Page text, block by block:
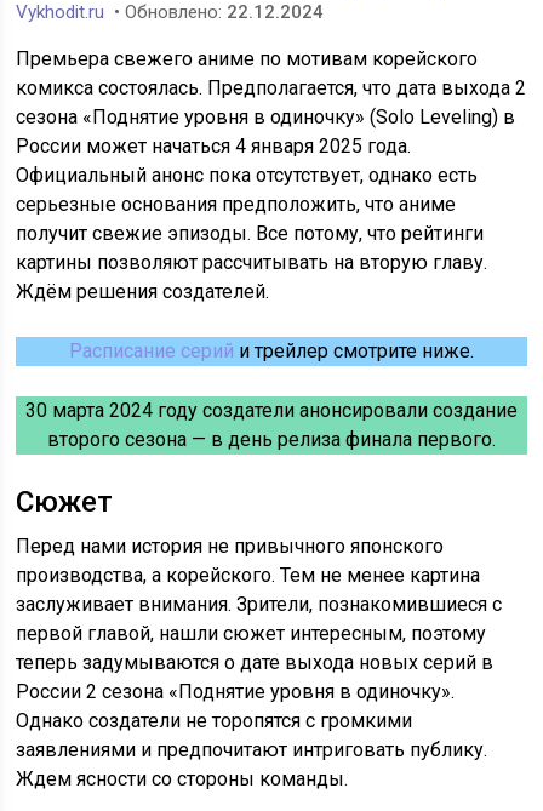
Vykhodit.ru • Обновлено: 22.12.2024
Премьера свежего аниме по мотивам корейского
комикса состоялась. Предполагается, что дата выхода 2
сезона «Поднятие уровня в одиночку» (Solo Leveling) в
России может начаться 4 января 2025 года.
Официальный анонс пока отсутствует, однако есть
серьезные основания предположить, что аниме
получит свежие эпизоды. Все потому, что рейтинги
картины позволяют рассчитывать на вторую главу.
Ждём решения создателей.
Расписание серий и трейлер смотрите ниже.
30 марта 2024 году создатели анонсировали создание
второго сезона — в день релиза финала первого.
Сюжет
Перед нами история не привычного японского
производства, а корейского. Тем не менее картина
заслуживает внимания. Зрители, познакомившиеся с
первой главой, нашли сюжет интересным, поэтому
теперь задумываются о дате выхода новых серий в
России 2 сезона «Поднятие уровня в одиночку».
Однако создатели не торопятся с громкими
заявлениями и предпочитают интриговать публику.
Ждем ясности со стороны команды.